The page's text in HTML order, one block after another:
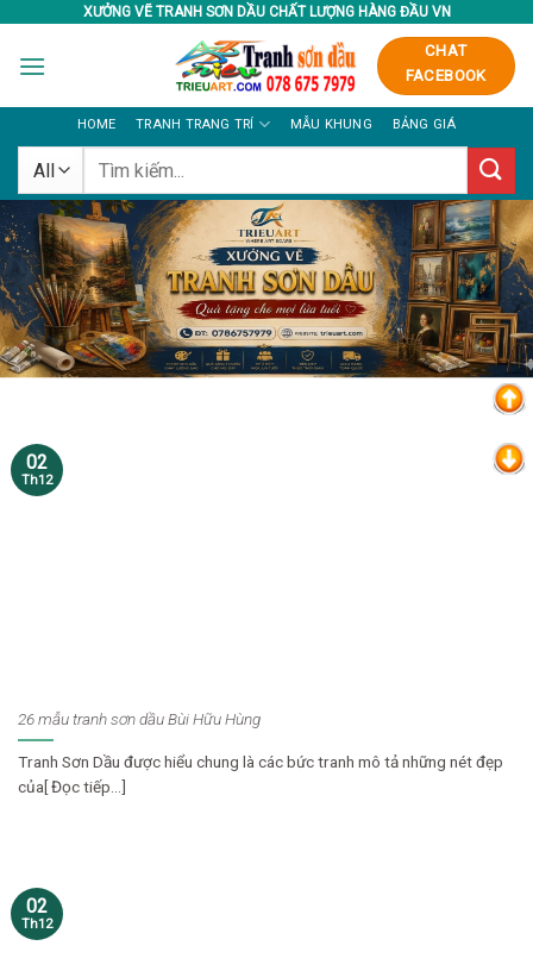
content
XƯỞNG VẼ TRANH SƠN DẦU CHẤT LƯỢNG HÀNG ĐẦU VN
CHAT
FACEBOOK
HOME TRANH TRANG TRÍ MẪU KHUNG BẢNG GIÁ
Tìm
26 mẫu tranh sơn dầu Bùi Hữu Hùng
Tranh Sơn Dầu được hiểu chung là các bức tranh mô tả những nét đẹp
của[ Đọc tiếp...]
02
Th12
02
Th12